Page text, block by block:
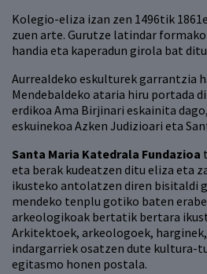
Kolegio-eliza izan zen 1496tik
zuen arte. Gurutze latindar
handia eta kaperadun girola bat
Aurrealdeko eskulturek garrantzia
Mendebaldeko ataria hiru portada
erdikoa Ama Birjinari eskainita
eskuinekoa Azken Judizioari eta
Santa Maria Katedrala Fundazioa
eta berak kudeatzen ditu eliza eta
ikusteko antolatzen diren bisitaldi
mendeko tenplu gotiko baten
arkeologikoak bertatik bertara
Arkitektoek, arkeologoek,
indargarriek osatzen dute kultura-
egitasmo honen postala.